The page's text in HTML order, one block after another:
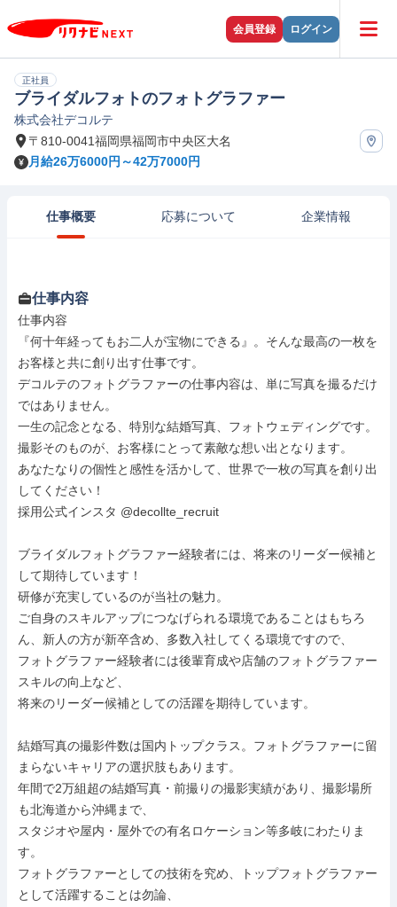
会員登録 ログイン
正社員
ブライダルフォトのフォトグラファー
株式会社デコルテ
〒810-0041福岡県福岡市中央区大名
月給26万6000円～42万7000円
仕事概要 応募について 企業情報
仕事内容
仕事内容
『何十年経ってもお二人が宝物にできる』。そんな最高の一枚を
お客様と共に創り出す仕事です。
デコルテのフォトグラファーの仕事内容は、単に写真を撮るだけ
ではありません。
一生の記念となる、特別な結婚写真、フォトウェディングです。
撮影そのものが、お客様にとって素敵な想い出となります。
あなたなりの個性と感性を活かして、世界で一枚の写真を創り出
してください！
採用公式インスタ @decollte_recruit
ブライダルフォトグラファー経験者には、将来のリーダー候補と
して期待しています！
研修が充実しているのが当社の魅力。
ご自身のスキルアップにつなげられる環境であることはもちろ
ん、新人の方が新卒含め、多数入社してくる環境ですので、
フォトグラファー経験者には後輩育成や店舗のフォトグラファー
スキルの向上など、
将来のリーダー候補としての活躍を期待しています。
結婚写真の撮影件数は国内トップクラス。フォトグラファーに留
まらないキャリアの選択肢もあります。
年間で2万組超の結婚写真・前撮りの撮影実績があり、撮影場所
も北海道から沖縄まで、
スタジオや屋内・屋外での有名ロケーション等多岐にわたりま
す。
フォトグラファーとしての技術を究め、トップフォトグラファー
として活躍することは勿論、